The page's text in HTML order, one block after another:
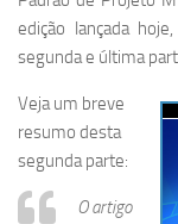
edição lançada hoje,
segunda e última
Veja um breve
resumo desta
segunda parte:
O artigo